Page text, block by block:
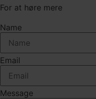
For at høre mere
Name
Email
Message